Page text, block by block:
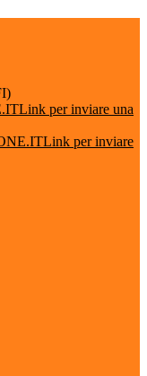
Link per inviare una
Link per inviare